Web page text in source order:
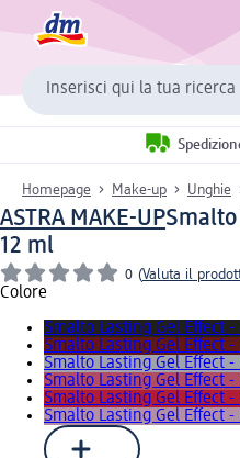
Inserisci qui la tua ricerca
Homepage Make-up Unghie
ASTRA MAKE-UP
12 ml
0 (Valuta il
Colore
Smalto Lasting Gel Effect -
Smalto Lasting Gel Effect -
Smalto Lasting Gel Effect -
Smalto Lasting Gel Effect -
Smalto Lasting Gel Effect -
Smalto Lasting Gel Effect -